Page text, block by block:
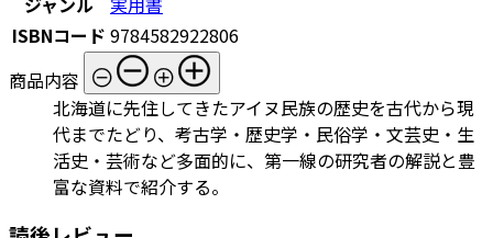
ISBNコード 9784582922806
商品内容
北海道に先住してきたアイヌ民族の歴史を古代から現
代までたどり、考古学・歴史学・民俗学・文芸史・生
活史・芸術など多面的に、第一線の研究者の解説と豊
富な資料で紹介する。